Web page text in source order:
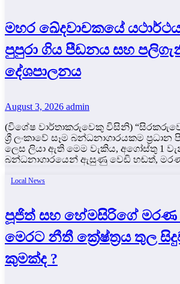
මහර ඛේදවාචකයේ
පුපුරා ගිය පීඩනය සහ
දේශපාලනය
August 3, 2026 admin
(විශේෂ වාර්තාකරුවෙකු විසිනි)
ශ්‍රී ලංකාවේ සෑම බන්ධනාගාරයකම ප්‍රධාන
ලෙස ලියා ඇති මෙම වැකිය, අගෝස්තු 1
බන්ධනාගාරයෙන් ඇසුණු වෙඩි හඬත්,
Local News
පූජිත් සහ හේමසිරිගේ මරණ
මෙරට නීතී ක්‍රේෂ්ත්‍රය තුල
කුමක්ද ?